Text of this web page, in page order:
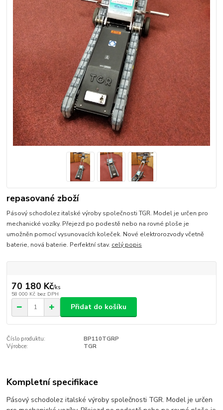
repasované zboží
Pásový schodolez italské výroby společnosti TGR. Model je určen pro
mechanické vozíky. Přejezd po podestě nebo na rovné ploše je
umožněn pomocí vysunovacích koleček. Nové elektrorozvody včetně
baterie, nová baterie. Perfektní stav. celý popis
70 180 Kč/ks
58 000 Kč bez DPH
Přidat do košíku
Číslo produktu:
BP110TGRP
Výrobce:
TGR
Kompletní specifikace
Pásový schodolez italské výroby společnosti TGR. Model je určen